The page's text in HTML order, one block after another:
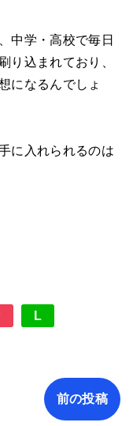
中学・高校で毎日
り込まれており、
になるんでしょ
に入れられるのは
L
前の投稿